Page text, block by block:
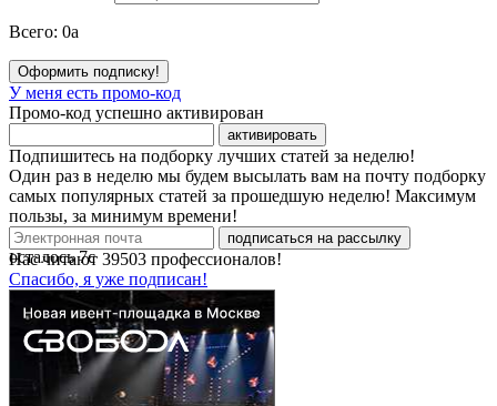
Всего: 0a
Оформить подписку!
У меня есть промо-код
Промо-код успешно активирован
активировать
Подпишитесь на подборку лучших статей за неделю!
Один раз в неделю мы будем высылать вам на почту подборку
самых популярных статей за прошедшую неделю! Максимум
пользы, за минимум времени!
подписаться на рассылку
Нас читают 39503 профессионалов!
Спасибо, я уже подписан!
осталось7с